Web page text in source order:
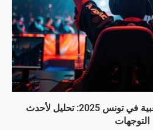
ألعاب الفيديو الأكثر شعبية في تونس 2025: تحليل لأحدث
التوجهات